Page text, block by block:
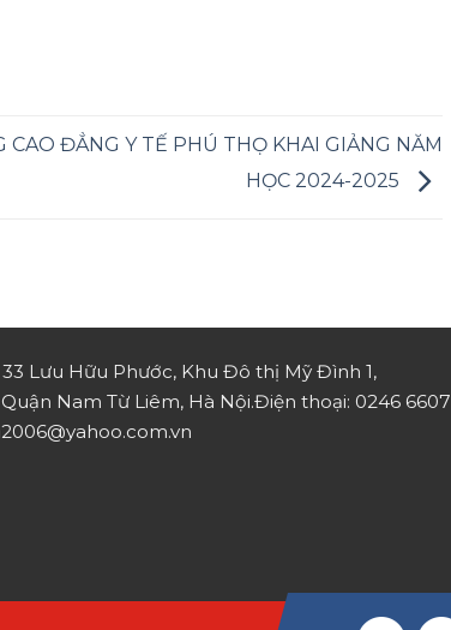
CAO ĐẲNG Y TẾ PHÚ THỌ KHAI GIẢNG NĂM
HỌC 2024-2025
33 Lưu Hữu Phước, Khu Đô thị Mỹ Đình 1,
Nam Từ Liêm, Hà Nội.Điện thoại: 0246 6607